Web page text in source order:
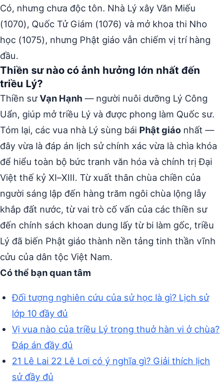
Có, nhưng chưa độc tôn. Nhà Lý xây Văn Miếu
(1070), Quốc Tử Giám (1076) và mở khoa thi Nho
học (1075), nhưng Phật giáo vẫn chiếm vị trí hàng
đầu.
Thiền sư nào có ảnh hưởng lớn nhất đến
triều Lý?
Thiền sưVạn Hạnh — người nuôi dưỡng Lý Công
Uẩn, giúp mở triều Lý và được phong làm Quốc sư.
Tóm lại, các vua nhà Lý sùng bái Phật giáo nhất —
đây vừa là đáp án lịch sử chính xác vừa là chìa khóa
để hiểu toàn bộ bức tranh văn hóa và chính trị Đại
Việt thế kỷ XI–XIII. Từ xuất thân chùa chiền của
người sáng lập đến hàng trăm ngôi chùa lộng lẫy
khắp đất nước, từ vai trò cố vấn của các thiền sư
đến chính sách khoan dung lấy từ bi làm gốc, triều
Lý đã biến Phật giáo thành nền tảng tinh thần vĩnh
cửu của dân tộc Việt Nam.
Có thể bạn quan tâm
Đối tượng nghiên cứu của sử học là gì? Lịch sử
lớp 10 đầy đủ
Vị vua nào của triều Lý trong thuở hàn vi ở chùa?
Đáp án đầy đủ
21 Lê Lai 22 Lê Lợi có ý nghĩa gì? Giải thích lịch
sử đầy đủ